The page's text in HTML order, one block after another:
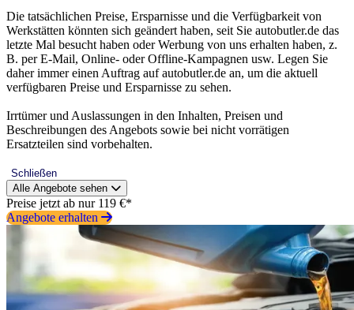
Die tatsächlichen Preise, Ersparnisse und die Verfügbarkeit von
Werkstätten könnten sich geändert haben, seit Sie autobutler.de das
letzte Mal besucht haben oder Werbung von uns erhalten haben, z.
B. per E-Mail, Online- oder Offline-Kampagnen usw. Legen Sie
daher immer einen Auftrag auf autobutler.de an, um die aktuell
verfügbaren Preise und Ersparnisse zu sehen.
Irrtümer und Auslassungen in den Inhalten, Preisen und
Beschreibungen des Angebots sowie bei nicht vorrätigen
Ersatzteilen sind vorbehalten.
Schließen
Alle Angebote sehen
Preise jetzt ab nur 119 €*
Angebote erhalten